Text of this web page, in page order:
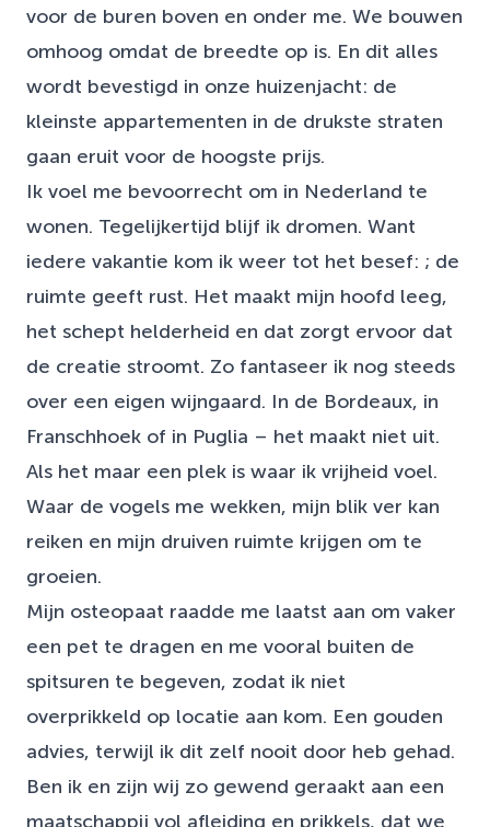
voor de buren boven en onder me. We bouwen
omhoog omdat de breedte op is. En dit alles
wordt bevestigd in onze huizenjacht: de
kleinste appartementen in de drukste straten
gaan eruit voor de hoogste prijs.
Ik voel me bevoorrecht om in Nederland te
wonen. Tegelijkertijd blijf ik dromen. Want
iedere vakantie kom ik weer tot het besef: ; de
ruimte geeft rust. Het maakt mijn hoofd leeg,
het schept helderheid en dat zorgt ervoor dat
de creatie stroomt. Zo fantaseer ik nog steeds
over een eigen wijngaard. In de Bordeaux, in
Franschhoek of in Puglia – het maakt niet uit.
Als het maar een plek is waar ik vrijheid voel.
Waar de vogels me wekken, mijn blik ver kan
reiken en mijn druiven ruimte krijgen om te
groeien.
Mijn osteopaat raadde me laatst aan om vaker
een pet te dragen en me vooral buiten de
spitsuren te begeven, zodat ik niet
overprikkeld op locatie aan kom. Een gouden
advies, terwijl ik dit zelf nooit door heb gehad.
Ben ik en zijn wij zo gewend geraakt aan een
maatschappij vol afleiding en prikkels, dat we